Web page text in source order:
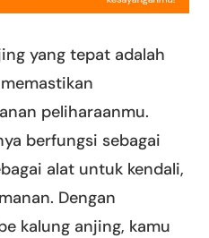
yang tepat adalah
peliharaanmu.
berfungsi sebagai
alat untuk kendali,
Dengan
kalung anjing, kamu